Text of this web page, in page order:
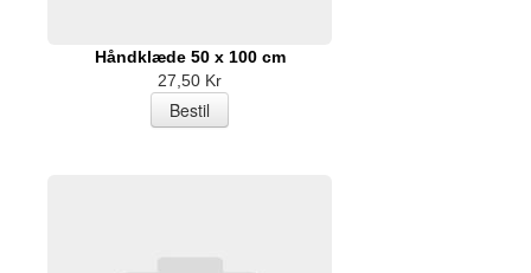
Håndklæde 50 x 100 cm
27,50 Kr